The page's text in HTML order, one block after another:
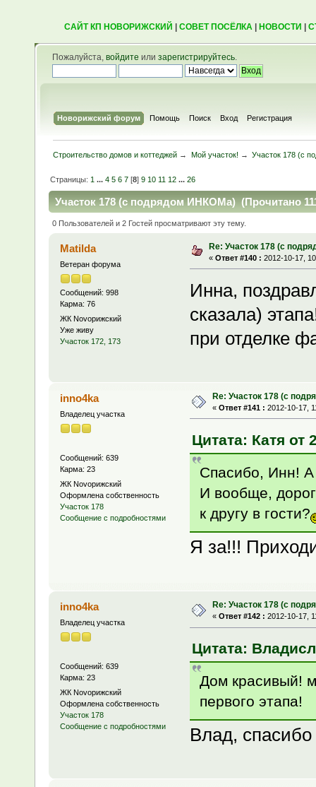
САЙТ КП НОВОРИЖСКИЙ СОВЕТ ПОСЁЛКА| НОВОСТИ
Пожалуйста, войдите или зарегистрируйтесь.
Новорижский форум Помощь Поиск Вход Регистрация
Строительство домов и коттеджей → Мой участок! → Участок 178 (с
Страницы:1 ...4 5 6 7 [8]9 10 11 12 ...26
Участок 178 (с подрядом ИНКОМа) (Прочитано
0 Пользователей и 2 Гостей просматривают эту тему.
Matilda
Ветеран форума
Сообщений: 998
Карма: 76
ЖК Novoрижский
Уже живу
Участок 172, 173
Re: Участок 178 (с
« Ответ #140 : 2012-10-17,
Инна,
сказала)
при отделке
inno4ka
Владелец участка
Сообщений: 639
Карма: 23
ЖК Novoрижский
Оформлена собственность
Участок 178
Сообщение с подробностями
Re: Участок 178 (с
« Ответ #141 : 2012-10-17,
Цитата: Катя от
Спасибо, Инн! А
И вообще,
к другу в гости?
Я за!!!
inno4ka
Владелец участка
Сообщений: 639
Карма: 23
ЖК Novoрижский
Оформлена собственность
Участок 178
Сообщение с подробностями
Re: Участок 178 (с
« Ответ #142 : 2012-10-17,
Цитата:
Дом красивый!
первого этапа!
Влад,